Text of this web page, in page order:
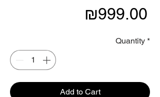
₪999.00
Quantity *
Add to Cart